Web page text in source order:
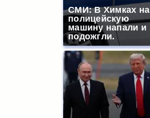
СМИ: В Химках на
полицейскую
машину напали и
подожгли.